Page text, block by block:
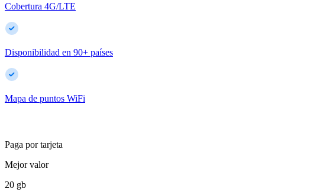
Cobertura 4G/LTE
Disponibilidad en 90+ países
Mapa de puntos WiFi
Paga por tarjeta
Mejor valor
20 gb